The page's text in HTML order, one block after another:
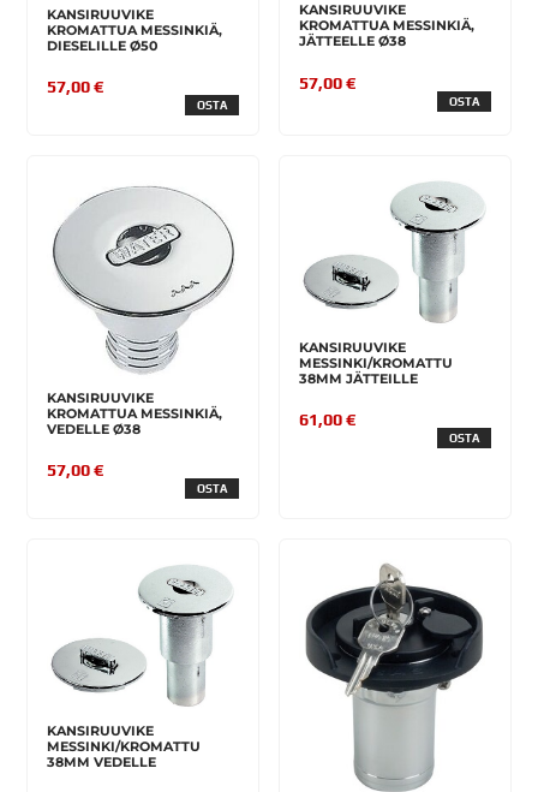
KANSIRUUVIKE
KROMATTUA MESSINKIÄ,
DIESELILLE Ø50
57,00 €
OSTA
KANSIRUUVIKE
KROMATTUA MESSINKIÄ,
JÄTTEELLE Ø38
57,00 €
OSTA
KANSIRUUVIKE
KROMATTUA MESSINKIÄ,
VEDELLE Ø38
57,00 €
OSTA
KANSIRUUVIKE
MESSINKI/KROMATTU
38MM JÄTTEILLE
61,00 €
OSTA
KANSIRUUVIKE
MESSINKI/KROMATTU
38MM VEDELLE